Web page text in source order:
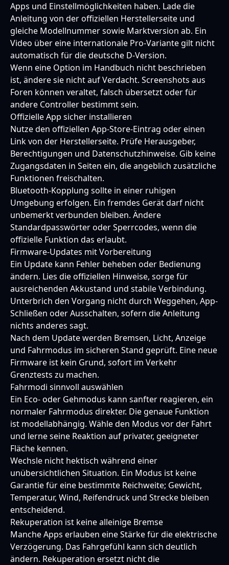
Apps und Einstellmöglichkeiten haben. Lade die
Anleitung von der offiziellen Herstellerseite und
gleiche Modellnummer sowie Marktversion ab. Ein
Video über eine internationale Pro-Variante gilt nicht
automatisch für die deutsche D-Version.
Wenn eine Option im Handbuch nicht beschrieben
ist, ändere sie nicht auf Verdacht. Screenshots aus
Foren können veraltet, falsch übersetzt oder für
andere Controller bestimmt sein.
Offizielle App sicher installieren
Nutze den offiziellen App-Store-Eintrag oder einen
Link von der Herstellerseite. Prüfe Herausgeber,
Berechtigungen und Datenschutzhinweise. Gib keine
Zugangsdaten in Seiten ein, die angeblich zusätzliche
Funktionen freischalten.
Bluetooth-Kopplung sollte in einer ruhigen
Umgebung erfolgen. Ein fremdes Gerät darf nicht
unbemerkt verbunden bleiben. Ändere
Standardpasswörter oder Sperrcodes, wenn die
offizielle Funktion das erlaubt.
Firmware-Updates mit Vorbereitung
Ein Update kann Fehler beheben oder Bedienung
ändern. Lies die offiziellen Hinweise, sorge für
ausreichenden Akkustand und stabile Verbindung.
Unterbrich den Vorgang nicht durch Weggehen, App-
Schließen oder Ausschalten, sofern die Anleitung
nichts anderes sagt.
Nach dem Update werden Bremsen, Licht, Anzeige
und Fahrmodus im sicheren Stand geprüft. Eine neue
Firmware ist kein Grund, sofort im Verkehr
Grenztests zu machen.
Fahrmodi sinnvoll auswählen
Ein Eco- oder Gehmodus kann sanfter reagieren, ein
normaler Fahrmodus direkter. Die genaue Funktion
ist modellabhängig. Wähle den Modus vor der Fahrt
und lerne seine Reaktion auf privater, geeigneter
Fläche kennen.
Wechsle nicht hektisch während einer
unübersichtlichen Situation. Ein Modus ist keine
Garantie für eine bestimmte Reichweite; Gewicht,
Temperatur, Wind, Reifendruck und Strecke bleiben
entscheidend.
Rekuperation ist keine alleinige Bremse
Manche Apps erlauben eine Stärke für die elektrische
Verzögerung. Das Fahrgefühl kann sich deutlich
ändern. Rekuperation ersetzt nicht die